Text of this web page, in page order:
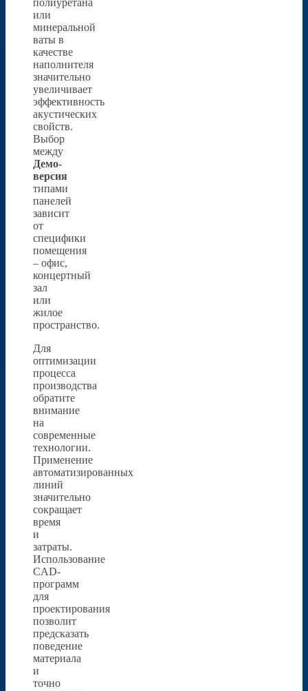
или
минеральной
ваты в
качестве
наполнителя
значительно
увеличивает
эффективность
акустических
свойств.
Выбор
между
Демо-
версия
типами
панелей
зависит
от
специфики
помещения
– офис,
концертный
зал
или
жилое
пространство.
Для
оптимизации
процесса
производства
обратите
внимание
на
современные
технологии.
Применение
автоматизированных
линий
значительно
сокращает
время
и
затраты.
Использование
CAD-
программ
для
проектирования
позволит
предсказать
поведение
материала
и
точно